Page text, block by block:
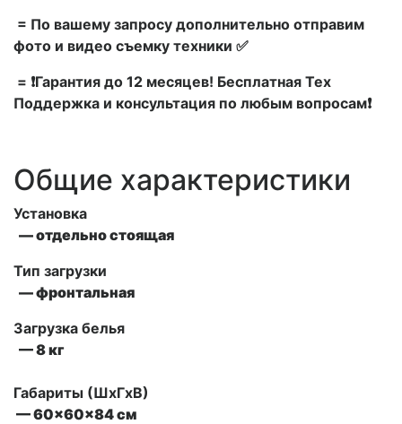
= По вашему запросу дополнительно отправим
фото и видео съемку техники ✅
= ❗Гарантия до 12 месяцев! Бесплатная Тех
Поддержка и консультация по любым вопросам❗
Общие характеристики
Установка
— отдельно стоящая
Тип загрузки
— фронтальная
Загрузка белья
— 8 кг
Габариты (ШxГxВ)
— 60x60x84 см